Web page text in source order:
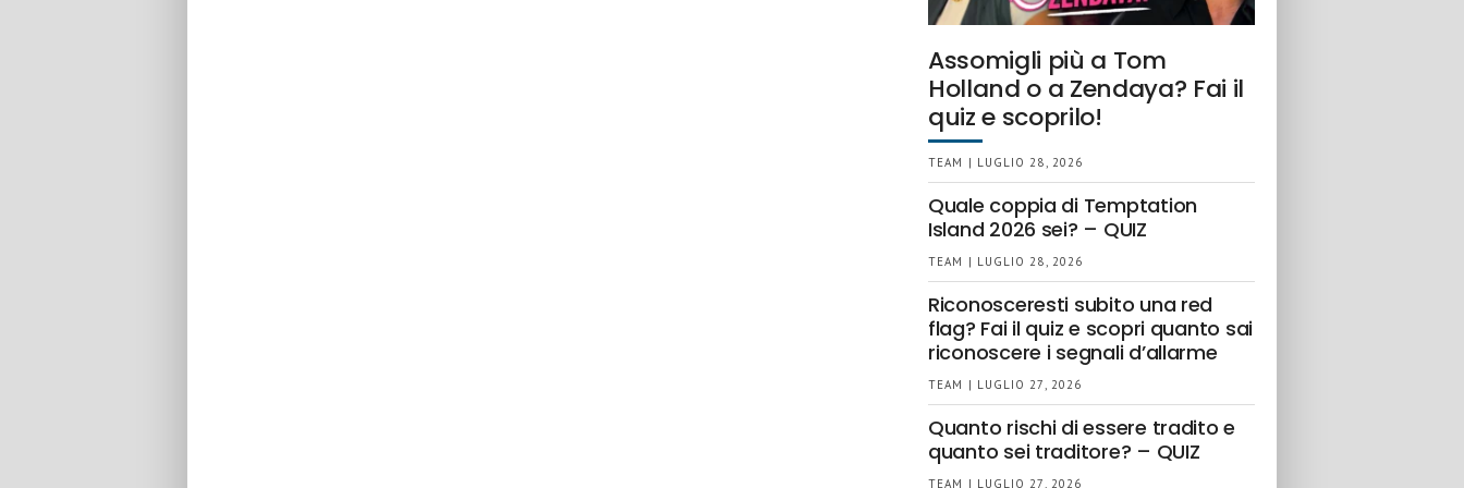
Assomigli più a Tom
Holland o a Zendaya? Fai il
quiz e scoprilo!
TEAM | LUGLIO 28, 2026
Quale coppia di Temptation
Island 2026 sei? – QUIZ
TEAM | LUGLIO 28, 2026
Riconosceresti subito una red
flag? Fai il quiz e scopri quanto sai
riconoscere i segnali d’allarme
TEAM | LUGLIO 27, 2026
Quanto rischi di essere tradito e
quanto sei traditore? – QUIZ
TEAM | LUGLIO 27, 2026